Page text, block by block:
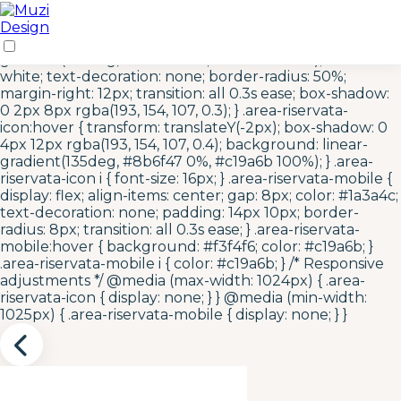
/* Area Riservata Icon Styles */ .area-riservata-icon {
display: inline-flex; align-items: center; justify-content:
center; width: 40px; height: 40px; background: linear-
white; text-decoration: none; border-radius: 50%;
margin-right: 12px; transition: all 0.3s ease; box-shadow:
0 2px 8px rgba(193, 154, 107, 0.3); } .area-riservata-
icon:hover { transform: translateY(-2px); box-shadow: 0
4px 12px rgba(193, 154, 107, 0.4); background: linear-
gradient(135deg, #8b6f47 0%, #c19a6b 100%); } .area-
riservata-icon i { font-size: 16px; } .area-riservata-mobile {
display: flex; align-items: center; gap: 8px; color: #1a3a4c;
text-decoration: none; padding: 14px 10px; border-
radius: 8px; transition: all 0.3s ease; } .area-riservata-
mobile:hover { background: #f3f4f6; color: #c19a6b; }
.area-riservata-mobile i { color: #c19a6b; } /* Responsive
adjustments */ @media (max-width: 1024px) { .area-
riservata-icon { display: none; } } @media (min-width:
1025px) { .area-riservata-mobile { display: none; } }